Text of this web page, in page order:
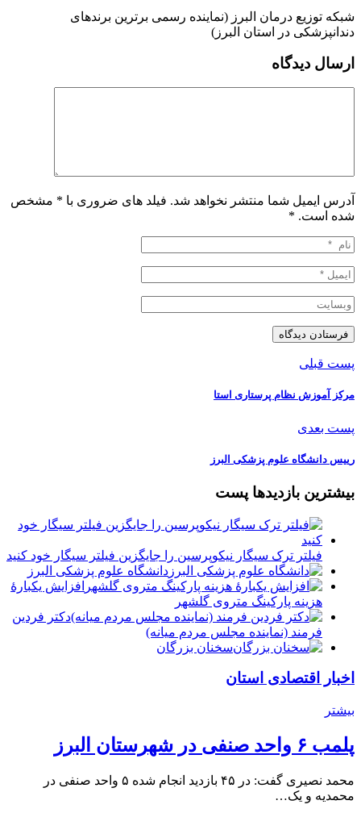
شبکه توزیع درمان البرز (نماینده رسمی برترین برندهای
دندانپزشکی در استان البرز)
ارسال دیدگاه
آدرس ایمیل شما منتشر نخواهد شد. فیلد های ضروری با * مشخص
شده است. *
پست قبلی
مرکز آموزش نظام پرستاری استا
پست بعدی
رییس دانشگاه علوم پزشكی البرز
بیشترین بازدیدها پست
فیلتر ترک سیگار نیکوپرسین را جایگزین فیلتر سیگار خود کنید
دانشگاه علوم پزشکی البرز
افزایش یکبارۀ
هزینه پارکینگ متروی گلشهر
دكتر فردين
فرمند (نماينده مجلس مردم میانه)
سخنان بزرگان
اخبار اقتصادی استان
بیشتر
پلمب ۶ واحد صنفی در شهرستان البرز
محمد نصیری گفت: در ۴۵ بازدید انجام شده ۵ واحد صنفی در
محمدیه و یک…